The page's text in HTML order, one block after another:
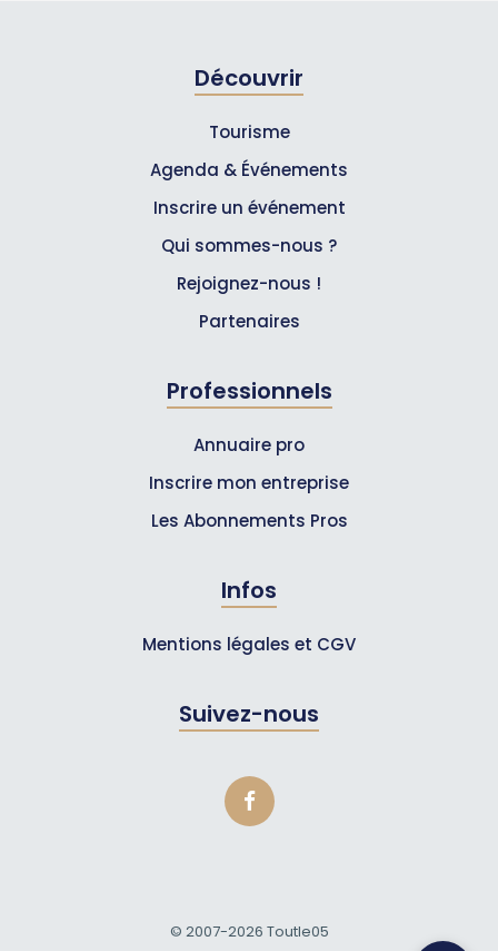
Découvrir
Tourisme
Agenda & Événements
Inscrire un événement
Qui sommes-nous ?
Rejoignez-nous !
Partenaires
Professionnels
Annuaire pro
Inscrire mon entreprise
Les Abonnements Pros
Infos
Mentions légales et CGV
Suivez-nous
© 2007-2026 Toutle05